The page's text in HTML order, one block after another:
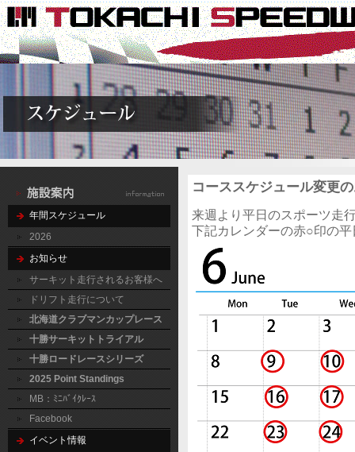
年間スケジュール
2026
お知らせ
サーキット走行されるお客様へ
ドリフト走行について
北海道クラブマンカップレース
十勝サーキットトライアル
十勝ロードレースシリーズ
2025 Point Standings
MB：ﾐﾆﾊﾞｲｸﾚｰｽ
Facebook
イベント情報
コーススケジュール変更
来週より平日のスポーツ走
下記カレンダーの赤○印の